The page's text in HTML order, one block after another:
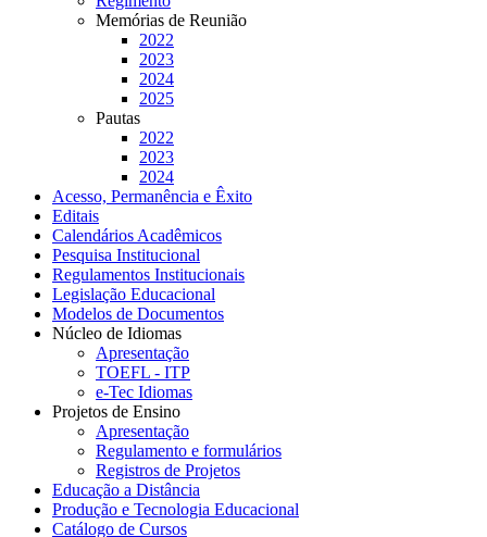
Memórias de Reunião
2022
2023
2024
2025
Pautas
2022
2023
2024
Acesso, Permanência e Êxito
Editais
Calendários Acadêmicos
Pesquisa Institucional
Regulamentos Institucionais
Legislação Educacional
Modelos de Documentos
Núcleo de Idiomas
Apresentação
TOEFL - ITP
e-Tec Idiomas
Projetos de Ensino
Apresentação
Regulamento e formulários
Registros de Projetos
Educação a Distância
Produção e Tecnologia Educacional
Catálogo de Cursos